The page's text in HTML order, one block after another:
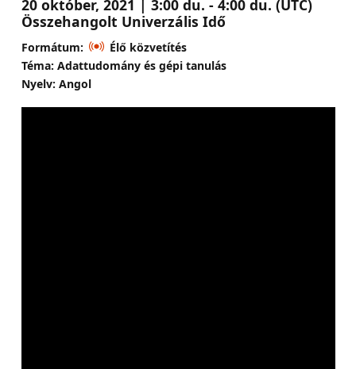
20 október, 2021 | 3:00 du. - 4:00 du. (UTC)
Összehangolt Univerzális Idő
Formátum:
Élő közvetítés
Téma: Adattudomány és gépi tanulás
Nyelv: Angol